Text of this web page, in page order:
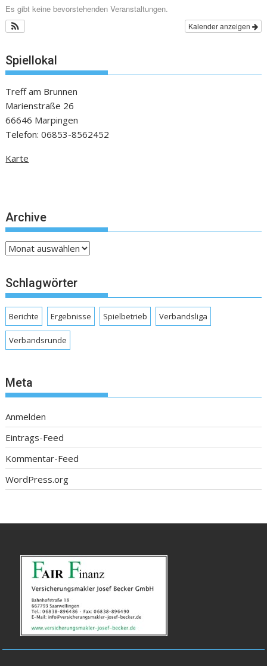
Es gibt keine bevorstehenden Veranstaltungen.
Kalender anzeigen
Spiellokal
Treff am Brunnen
Marienstraße 26
66646 Marpingen
Telefon: 06853-8562452
Karte
Archive
Archive
Schlagwörter
Berichte Ergebnisse Spielbetrieb Verbandsliga
Verbandsrunde
Meta
Anmelden
Eintrags-Feed
Kommentar-Feed
WordPress.org